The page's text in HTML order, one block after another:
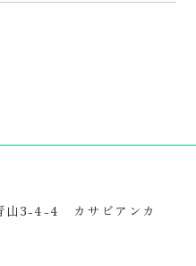
3-4-4 カサビアンカ